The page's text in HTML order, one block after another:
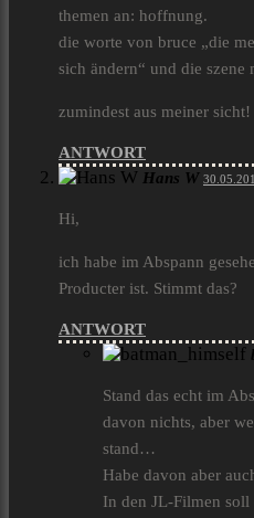
themen an: hoffnung.
die worte von bruce „die
sich ändern“ und die szene
zumindest aus meiner sicht!
ANTWORT
Hans W
Hi,
ich habe im Abspann
Producter ist. Stimmt das?
ANTWORT
Stand das echt im
davon nichts, aber
stand…
Habe davon aber
In den JL-Filmen soll